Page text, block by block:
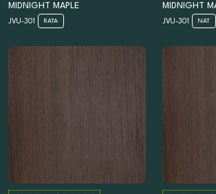
MIDNIGHT MAPLE
JVU-301 RATA
MIDNIGHT
JVU-301 NAT